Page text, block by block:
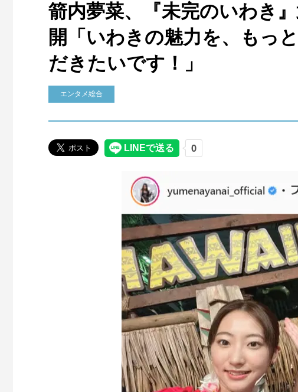
箭内夢菜、『未完のいわき
開「いわきの魅力を、もっ
だきたいです！」
エンタメ総合